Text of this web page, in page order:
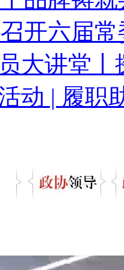
开六届
大讲堂
动 | 履职